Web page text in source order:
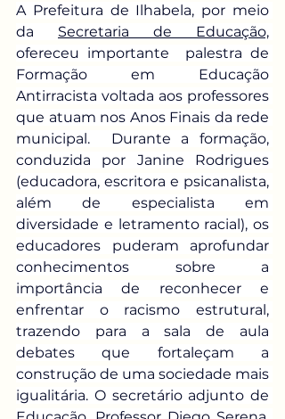
A Prefeitura de Ilhabela, por meio
da Secretaria de Educação,
ofereceu importante  palestra de
Formação em Educação
Antirracista voltada aos professores
que atuam nos Anos Finais da rede
municipal.  Durante a formação,
conduzida por Janine Rodrigues
(educadora, escritora e psicanalista,
além de especialista em
diversidade e letramento racial), os
educadores puderam aprofundar
conhecimentos sobre a
importância de reconhecer e
enfrentar o racismo estrutural,
trazendo para a sala de aula
debates que fortaleçam a
construção de uma sociedade mais
igualitária. O secretário adjunto de